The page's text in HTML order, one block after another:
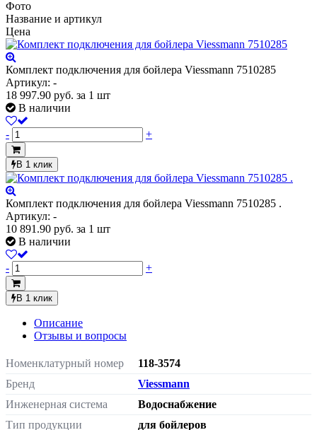
Фото
Название и артикул
Цена
Комплект подключения для бойлера Viessmann 7510285
Артикул: -
18 997.90 руб. за 1 шт
В наличии
- +
В 1 клик
Комплект подключения для бойлера Viessmann 7510285 .
Артикул: -
10 891.90 руб. за 1 шт
В наличии
- +
В 1 клик
Описание
Отзывы и вопросы
Номенклатурный номер
118-3574
Бренд
Viessmann
Инженерная система
Водоснабжение
Тип продукции
для бойлеров